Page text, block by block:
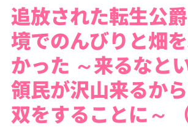
追放された転生公
境でのんびりと畑
かった ～来るなと
領民が沢山来るか
双をすることに～ （